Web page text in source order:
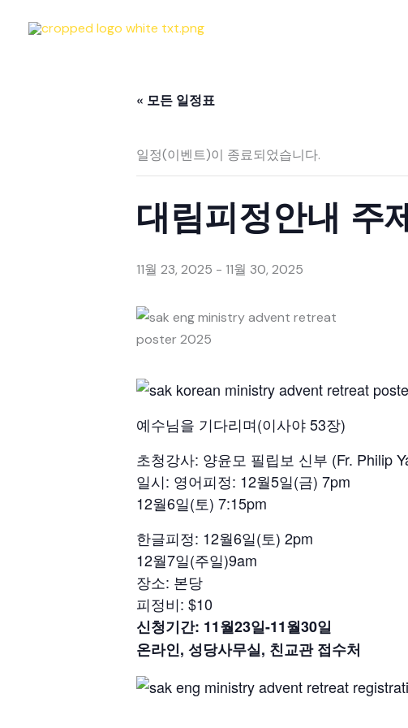
« 모든 일정표
일정(이벤트)이 종료되었습니다.
대림피정안내 주
11월 23, 2025 - 11월 30, 2025
예수님을 기다리며(이사야 53장)
초청강사: 양윤모 필립보 신부 (Fr. Philip
일시: 영어피정: 12월5일(금) 7pm
12월6일(토) 7:15pm
한글피정: 12월6일(토) 2pm
12월7일(주일)9am
장소: 본당
피정비: $10
신청기간: 11월23일-11월30일
온라인, 성당사무실, 친교관 접수처